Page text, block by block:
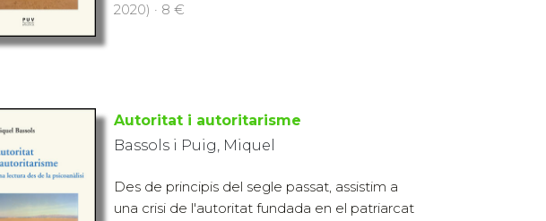
2020) · 8 €
Autoritat i autoritarisme
Bassols i Puig, Miquel
Des de principis del segle passat, assistim a
una crisi de l'autoritat fundada en el patriarcat